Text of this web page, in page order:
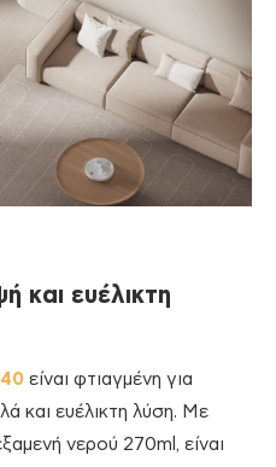
και ευέλικτη
είναι φτιαγμένη για
και ευέλικτη λύση. Με
νερού 270ml, είναι